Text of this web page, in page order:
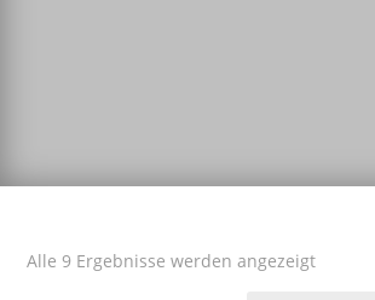
Alle 9 Ergebnisse werden angezeigt